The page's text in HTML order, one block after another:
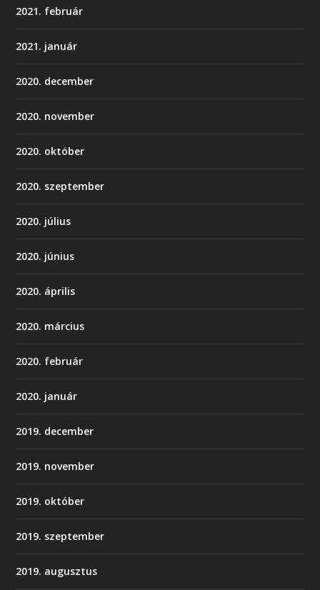
2021. február
2021. január
2020. december
2020. november
2020. október
2020. szeptember
2020. július
2020. június
2020. április
2020. március
2020. február
2020. január
2019. december
2019. november
2019. október
2019. szeptember
2019. augusztus